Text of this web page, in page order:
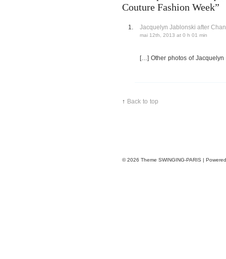
Couture Fashion Week”
Jacquelyn Jablonski after
mai 12th, 2013 at 0 h 01 min
[…] Other photos of
↑ Back to top
© 2026 Theme SWINGING-PARIS |